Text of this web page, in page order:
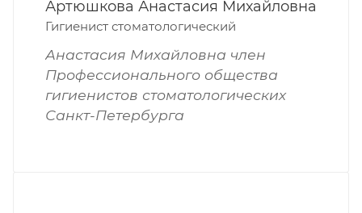
Артюшкова Анастасия Михайловна
Гигиенист стоматологический
Анастасия Михайловна член
Профессионального общества
гигиенистов стоматологических
Санкт-Петербурга